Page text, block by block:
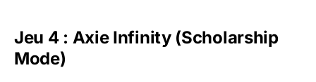
Jeu 4 : Axie Infinity (Scholarship
Mode)